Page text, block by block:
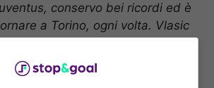
conservo bei ricordi ed è
a Torino, ogni volta. Vlasic
fuori il suo talento in una
sono legatissimo”.